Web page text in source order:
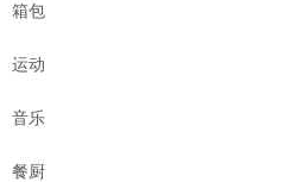
箱包
运动
音乐
餐厨